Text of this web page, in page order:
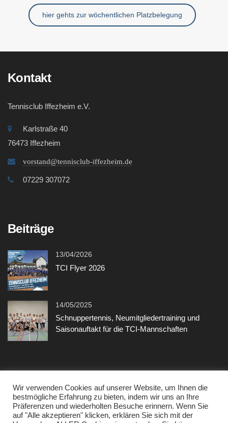
hier gehts zur wöchentlichen Platzbelegung
Kontakt
Tennisclub Iffezheim e.V.
Karlstraße 40
76473 Iffezheim
vorstand@tennisclub-iffezheim.de
07229 307072
Beiträge
13/04/2026
TCI Flyer 2026
14/05/2025
Schnuppertennis, Neumitgliedertraining und
Saisonauftakt für die TCI-Mannschaften
Sonstiges
Kontakt
Wir verwenden Cookies auf unserer Website, um Ihnen die
bestmögliche Erfahrung zu bieten, indem wir uns an Ihre
Präferenzen und wiederholten Besuche erinnern. Wenn Sie
auf "Alle akzeptieren" klicken, erklären Sie sich mit der